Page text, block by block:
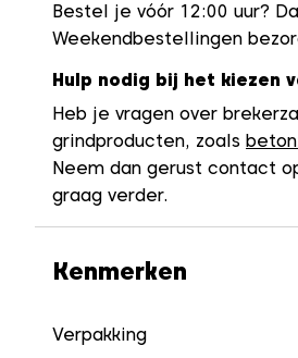
Bestel je vóór 12:00 uur?
Weekendbestellingen
Hulp nodig bij het kiezen
Heb je vragen over
grindproducten, zoals
Neem dan gerust contact
graag verder.
Kenmerken
Verpakking